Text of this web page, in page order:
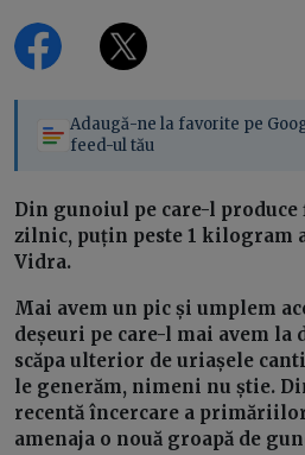
Adaugă-ne la favorite pe
feed-ul tău
Din gunoiul pe care-l produce
zilnic, puțin peste 1 kilogram
Vidra.
Mai avem un pic și umplem
deșeuri pe care-l mai avem la
scăpa ulterior de uriașele
le generăm, nimeni nu știe.
recentă încercare a
amenaja o nouă groapă de